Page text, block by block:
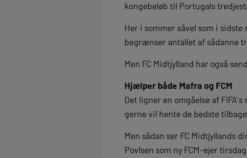
kongebeløb til Portugals
Her i sommer såvel som i
begrænser antallet af sådanne
Men FC Midtjylland har også
Hjælper både Mafra og FCM
Det ligner en omgåelse af
gerne vil hente de bedste
Men sådan ser FC Midtjyllands
Povlsen som ny FCM-ejer